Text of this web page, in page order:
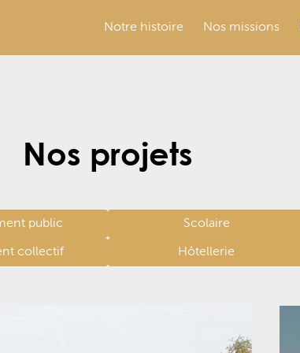
Notre histoire Nos missions
Nos projets
public Scolaire
collectif Hôtellerie